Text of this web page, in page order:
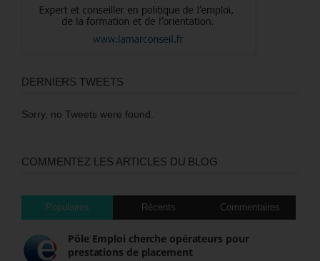
DERNIERS TWEETS
Sorry, no Tweets were found.
COMMENTEZ LES ARTICLES DU BLOG
Populaires Récents Commentaires
Pôle Emploi cherche opérateurs pour
prestations de placement